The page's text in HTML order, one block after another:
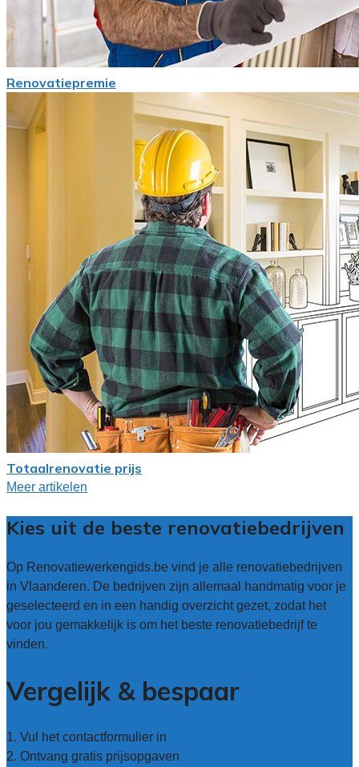
Renovatiepremie
Totaalrenovatie prijs
Meer artikelen
Kies uit de beste renovatiebedrijven
Op Renovatiewerkengids.be vind je alle renovatiebedrijven
in Vlaanderen. De bedrijven zijn allemaal handmatig voor je
geselecteerd en in een handig overzicht gezet, zodat het
voor jou gemakkelijk is om het beste renovatiebedrijf te
vinden.
Vergelijk & bespaar
1. Vul het contactformulier in
2. Ontvang gratis prijsopgaven